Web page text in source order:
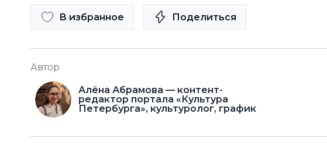
В избранное Поделиться
Автор
Алёна Абрамова — контент-
редактор портала «Культура
Петербурга», культуролог, график